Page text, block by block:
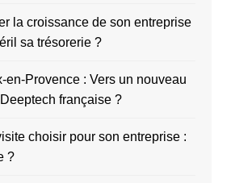
la croissance de son entreprise
sa trésorerie ?
en-Provence : Vers un nouveau
française ?
choisir pour son entreprise :
?